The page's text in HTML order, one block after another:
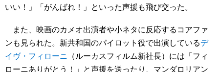
いい！」「がんばれ！」といった声援も飛び交った。
また、映画のカメオ出演者や小ネタに反応するコアファ
ンも見られた。新共和国のパイロット役で出演しているデ
イヴ・フィローニ （ルーカスフィルム新社長）には「フィ
ローニありがとう！」と声援を送ったり、マンダロリアン